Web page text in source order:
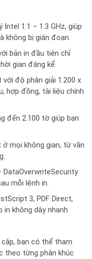
1.1 – 1.3 GHz, giúp
không bị gián đoạn.
bản in đầu tiên chỉ
gian đáng kể.
độ phân giải 1.200 x
hợp đồng, tài liệu chính
đến 2.100 tờ giúp bạn
mọi không gian, từ văn
DataOverwriteSecurity
mỗi lệnh in.
3, PDF Direct,
in không dây nhanh
bạn có thể tham
theo từng phân khúc